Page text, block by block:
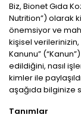
Biz, Bionet Gıda
Nutrition”) olarak
önemsiyor ve
kişisel verilerinizin,
Kanunu”
edildiğini, nasıl
kimler ile
aşağıda bilginize
Tanımlar